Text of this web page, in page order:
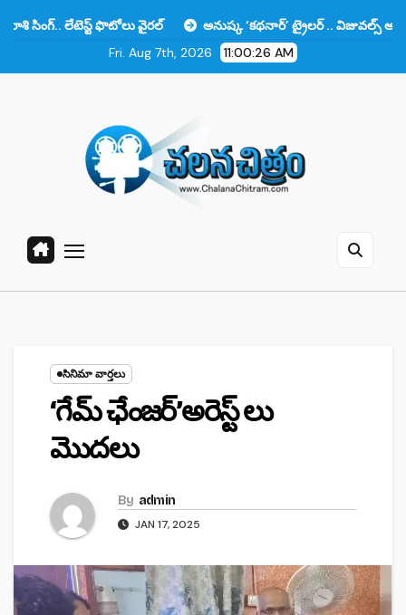
ఫొటోలు వైరల్
అనుష్క ‘కథనార్’ ట్రైలర్ .. విజువల్స్ అదిరిపోయాయి కానీ
Fri. Aug 7th, 2026
11:00:27 AM
సినిమా వార్తలు
‘గేమ్‌ ఛేంజర్‌’అరెస్ట్ లు
మొదలు
By admin
JAN 17, 2025